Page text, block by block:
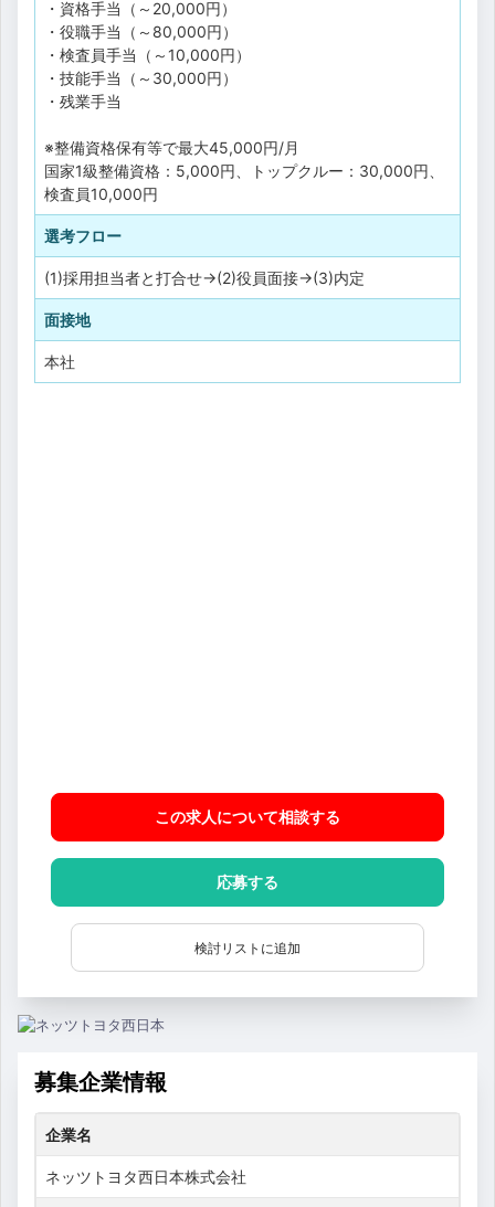
・資格手当（～20,000円）
・役職手当（～80,000円）
・検査員手当（～10,000円）
・技能手当（～30,000円）
・残業手当
※整備資格保有等で最大45,000円/月
国家1級整備資格：5,000円、トップクルー：30,000円、
検査員10,000円
選考フロー
(1)採用担当者と打合せ→(2)役員面接→(3)内定
面接地
本社
この求人について相談する
応募する
検討リストに追加
募集企業情報
企業名
ネッツトヨタ西日本株式会社